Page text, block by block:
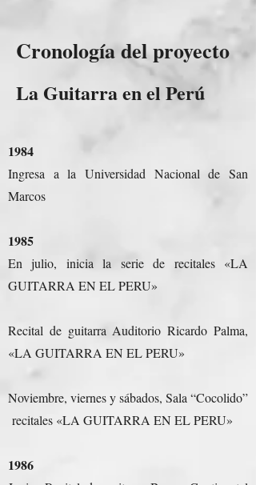
Cronología del proyecto
La Guitarra en el Perú
1984
Ingresa a la Universidad Nacional de San
Marcos
1985
En julio, inicia la serie de recitales «LA
GUITARRA EN EL PERU»
Recital de guitarra Auditorio Ricardo Palma,
«LA GUITARRA EN EL PERU»
Noviembre, viernes y sábados, Sala “Cocolido”
recitales «LA GUITARRA EN EL PERU»
1986